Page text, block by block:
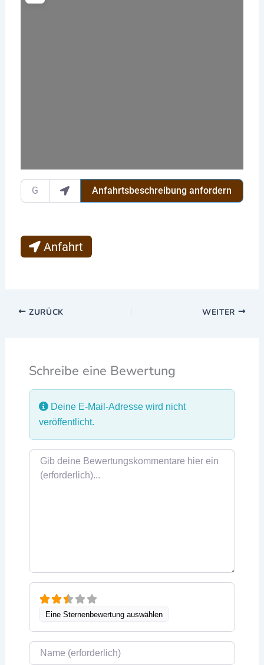
Gib deinen Standort ein.Anfahrtsbeschreibung anfordern
Anfahrt
ZURÜCK WEITER
Schreibe eine Bewertung
Deine E-Mail-Adresse wird nicht
veröffentlicht.
Rezensionstext
Eine Sternenbewertung auswählen
Name